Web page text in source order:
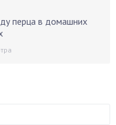
перца в домашних